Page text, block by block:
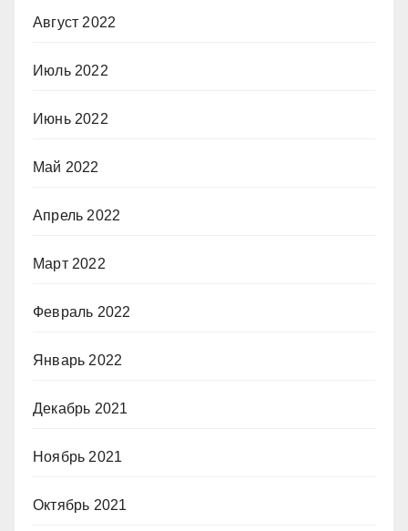
Август 2022
Июль 2022
Июнь 2022
Май 2022
Апрель 2022
Март 2022
Февраль 2022
Январь 2022
Декабрь 2021
Ноябрь 2021
Октябрь 2021